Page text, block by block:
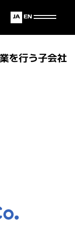
English
Japanese
を行う子会社